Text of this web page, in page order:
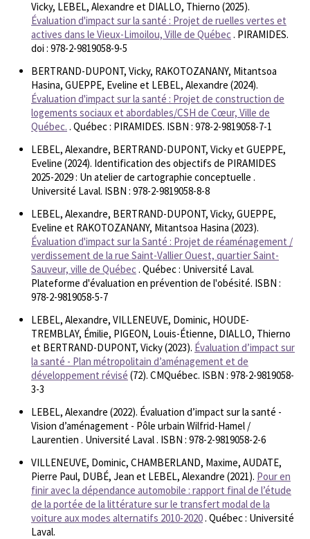
Vicky, LEBEL, Alexandre et DIALLO, Thierno (2025).
Évaluation d'impact sur la santé : Projet de ruelles vertes et
actives dans le Vieux-Limoilou, Ville de Québec. PIRAMIDES.
doi : 978-2-9819058-9-5
BERTRAND-DUPONT, Vicky, RAKOTOZANANY, Mitantsoa
Hasina, GUEPPE, Eveline et LEBEL, Alexandre (2024).
Évaluation d'impact sur la santé : Projet de construction de
logements sociaux et abordables/CSH de Cœur, Ville de
Québec. . Québec : PIRAMIDES. ISBN : 978-2-9819058-7-1
LEBEL, Alexandre, BERTRAND-DUPONT, Vicky et GUEPPE,
Eveline (2024). Identification des objectifs de PIRAMIDES
2025-2029 : Un atelier de cartographie conceptuelle .
Université Laval. ISBN : 978-2-9819058-8-8
LEBEL, Alexandre, BERTRAND-DUPONT, Vicky, GUEPPE,
Eveline et RAKOTOZANANY, Mitantsoa Hasina (2023).
Évaluation d'impact sur la Santé : Projet de réaménagement /
verdissement de la rue Saint-Vallier Ouest, quartier Saint-
Sauveur, ville de Québec. Québec : Université Laval.
Plateforme d'évaluation en prévention de l'obésité. ISBN :
978-2-9819058-5-7
LEBEL, Alexandre, VILLENEUVE, Dominic, HOUDE-
TREMBLAY, Émilie, PIGEON, Louis-Étienne, DIALLO, Thierno
et BERTRAND-DUPONT, Vicky (2023). Évaluation d’impact sur
la santé - Plan métropolitain d’aménagement et de
développement révisé (72). CMQuébec. ISBN : 978-2-9819058-
3-3
LEBEL, Alexandre (2022). Évaluation d’impact sur la santé -
Vision d’aménagement - Pôle urbain Wilfrid-Hamel /
Laurentien . Université Laval . ISBN : 978-2-9819058-2-6
VILLENEUVE, Dominic, CHAMBERLAND, Maxime, AUDATE,
Pierre Paul, DUBÉ, Jean et LEBEL, Alexandre (2021). Pour en
finir avec la dépendance automobile : rapport final de l’étude
de la portée de la littérature sur le transfert modal de la
voiture aux modes alternatifs 2010-2020. Québec : Université
Laval.